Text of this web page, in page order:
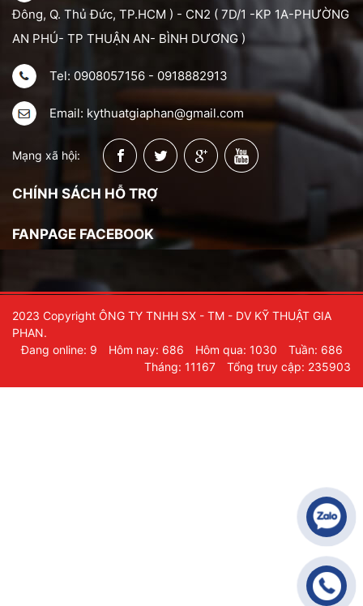
Đông, Q. Thủ Đức, TP.HCM ) - CN2 ( 7D/1 -KP 1A-PHƯỜNG
AN PHÚ- TP THUẬN AN- BÌNH DƯƠNG )
Tel: 0908057156 - 0918882913
Email: kythuatgiaphan@gmail.com
Mạng xã hội:
CHÍNH SÁCH HỖ TRỢ
FANPAGE FACEBOOK
2023 Copyright ÔNG TY TNHH SX - TM - DV KỸ THUẬT GIA
PHAN.
Đang online: 9
Hôm nay: 686 Hôm qua: 1030
Tuần: 686
Tháng: 11167
Tổng truy cập: 235903